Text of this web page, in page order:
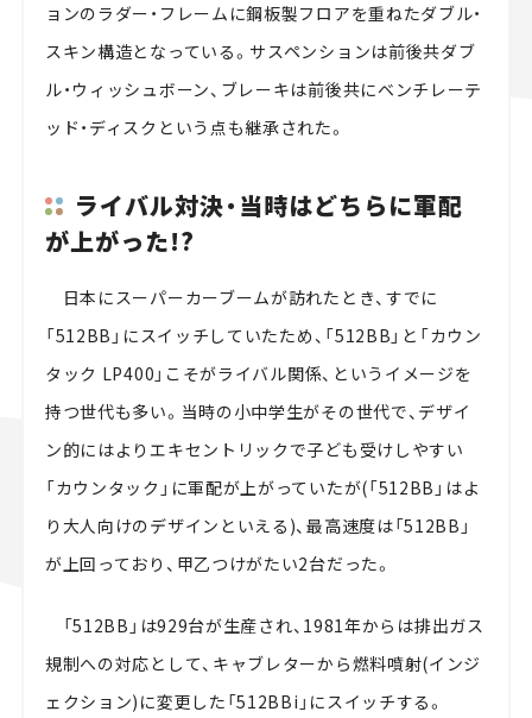
ョンのラダー・フレームに鋼板製フロアを重ねたダブル・
スキン構造となっている。サスペンションは前後共ダブ
ル・ウィッシュボーン、ブレーキは前後共にベンチレーテ
ッド・ディスクという点も継承された。
ライバル対決・当時はどちらに軍配
が上がった!?
日本にスーパーカーブームが訪れたとき、すでに
「512BB」にスイッチしていたため、「512BB」と「カウン
タック LP400」こそがライバル関係、というイメージを
持つ世代も多い。当時の小中学生がその世代で、デザイ
ン的にはよりエキセントリックで子ども受けしやすい
「カウンタック」に軍配が上がっていたが(「512BB」はよ
り大人向けのデザインといえる)、最高速度は「512BB」
が上回っており、甲乙つけがたい2台だった。
「512BB」は929台が生産され、1981年からは排出ガス
規制への対応として、キャブレターから燃料噴射(インジ
ェクション)に変更した「512BBi」にスイッチする。